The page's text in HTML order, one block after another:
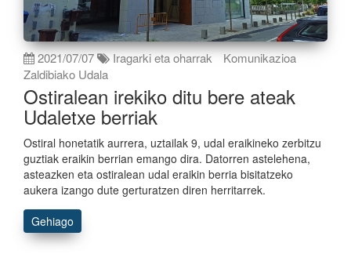
2021/07/07 Iragarki eta oharrak
Komunikazioa
Zaldibiako Udala
Ostiralean irekiko ditu bere ateak
Udaletxe berriak
Ostiral honetatik aurrera, uztailak 9, udal eraikineko zerbitzu
guztiak eraikin berrian emango dira. Datorren astelehena,
asteazken eta ostiralean udal eraikin berria bisitatzeko
aukera izango dute gerturatzen diren herritarrek.
Gehiago